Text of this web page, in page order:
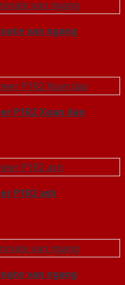
van ngang
P1R2 Xoan dao
P1R2 ash
van ngang